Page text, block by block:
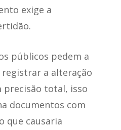
exige a
públicos pedem a
a alteração
precisão total, isso
documentos com
que causaria